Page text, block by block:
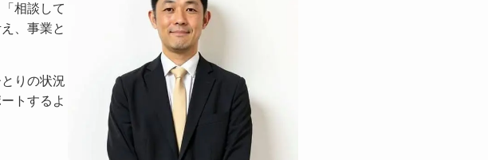
相談して
、事業と
りの状況
トするよ